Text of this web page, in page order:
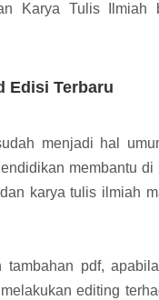
Karya Tulis Ilmiah
Edisi Terbaru
menjadi hal
membantu di
karya tulis ilmiah
pdf,
editing